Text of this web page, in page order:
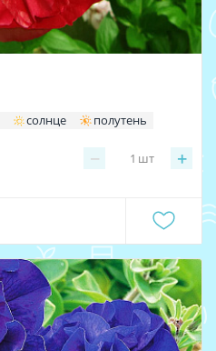
солнце полутень
− +
1 шт